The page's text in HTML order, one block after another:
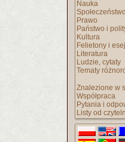
Nauka
Społeczeństwo
Prawo
Państwo i
Kultura
Felietony i
Literatura
Ludzie, cytaty
Tematy
Znalezione w
Współpraca
Pytania i
Listy od